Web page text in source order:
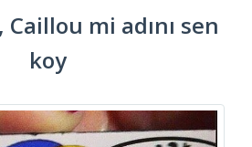
Caillou mi adını sen
koy